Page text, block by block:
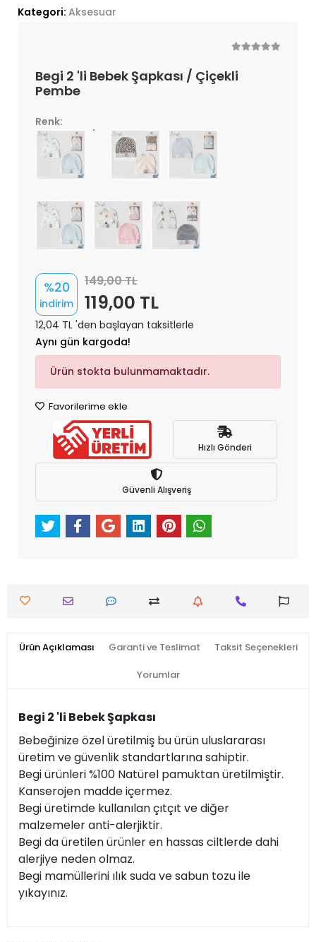
Kategori: Aksesuar
Begi 2 'li Bebek Şapkası / Çiçekli
Pembe
Renk:
%20
indirim
149,00 TL
119,00 TL
12,04 TL 'den başlayan taksitlerle
Aynı gün kargoda!
Ürün stokta bulunmamaktadır.
Favorilerime ekle
Hızlı Gönderi
Güvenli Alışveriş
Ürün Açıklaması Garanti ve Teslimat Taksit Seçenekleri
Yorumlar
Begi 2 'li Bebek Şapkası
Bebeğinize özel üretilmiş bu ürün uluslararası
üretim ve güvenlik standartlarına sahiptir.
Begi ürünleri %100 Natürel pamuktan üretilmiştir.
Kanserojen madde içermez.
Begi üretimde kullanılan çıtçıt ve diğer
malzemeler anti-alerjiktir.
Begi da üretilen ürünler en hassas ciltlerde dahi
alerjiye neden olmaz.
Begi mamüllerini ılık suda ve sabun tozu ile
yıkayınız.